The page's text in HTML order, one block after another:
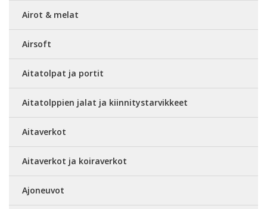
Airot & melat
Airsoft
Aitatolpat ja portit
Aitatolppien jalat ja kiinnitystarvikkeet
Aitaverkot
Aitaverkot ja koiraverkot
Ajoneuvot